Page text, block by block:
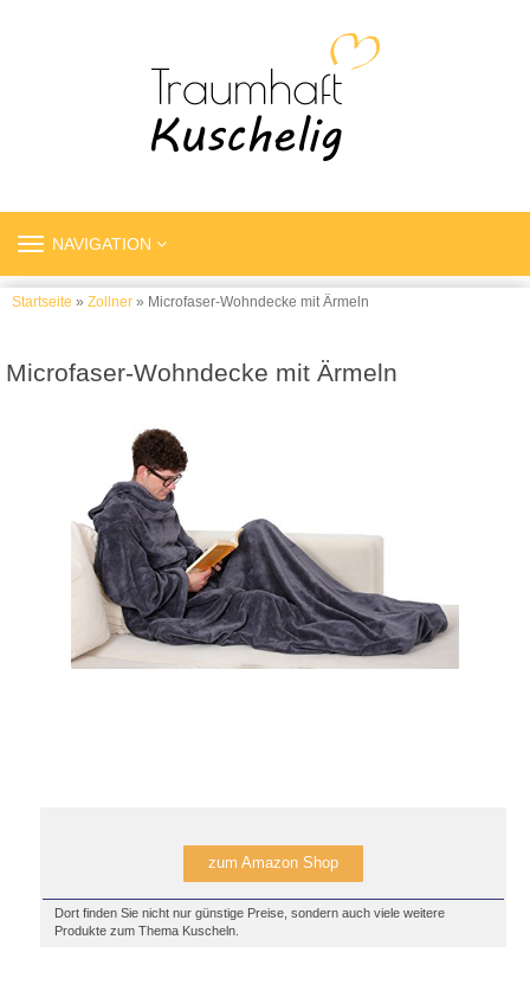
TOGGLE
NAVIGATION
Startseite » Zollner » Microfaser-Wohndecke mit Ärmeln
Microfaser-Wohndecke mit Ärmeln
zum Amazon Shop
Dort finden Sie nicht nur günstige Preise, sondern auch viele weitere
Produkte zum Thema Kuscheln.